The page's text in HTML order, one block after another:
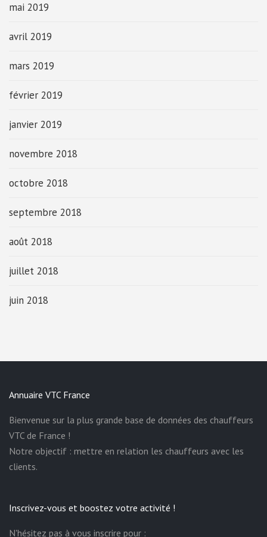
mai 2019
avril 2019
mars 2019
février 2019
janvier 2019
novembre 2018
octobre 2018
septembre 2018
août 2018
juillet 2018
juin 2018
Annuaire VTC France
Bienvenue sur la plus grande base de données des chauffeurs
VTC de France !
Notre objectif : mettre en relation les chauffeurs avec les
clients.
Inscrivez-vous et boostez votre activité !
N'hésitez pas à vous inscrire pour :